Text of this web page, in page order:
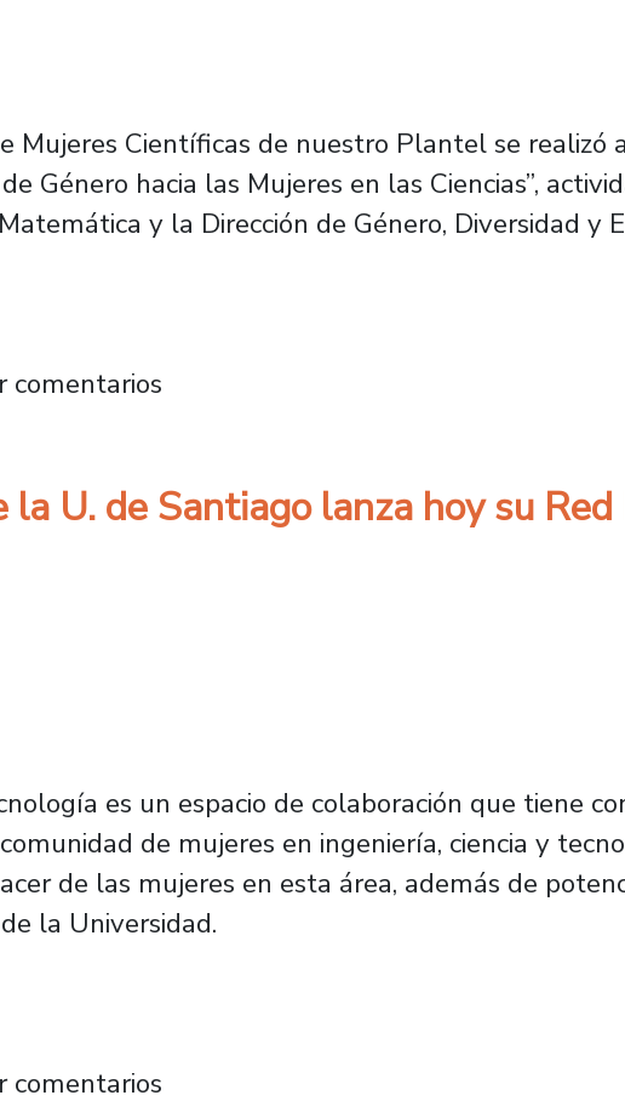
Mujeres Científicas de nuestro Plantel se realizó
Género hacia las Mujeres en las Ciencias”,
y la Dirección de Género, Diversidad y
de Mujeres Científicas Usach durante
comentarios
U. de Santiago lanza hoy su
es un espacio de colaboración que tiene
de mujeres en ingeniería, ciencia y
de las mujeres en esta área, además de
la Universidad.
de la U. de Santiago lanza hoy su Red Mujeres
comentarios